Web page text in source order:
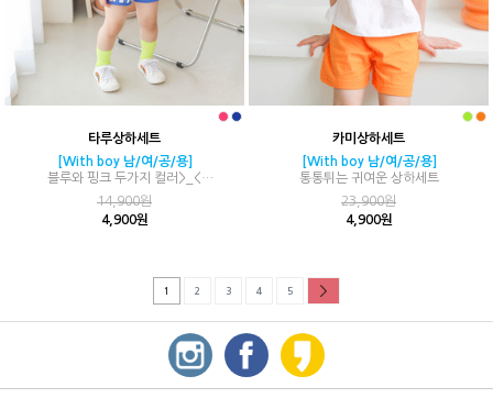
타루상하세트
[With boy 남/여/공/용]
블루와 핑크 두가지 컬러>_<
올 여름 남매룩, 자매룩, 형제룩
14,900원
4,900원
카미상하세트
[With boy 남/여/공/용]
통통튀는 귀여운 상하세트
23,900원
4,900원
1 2 3 4 5